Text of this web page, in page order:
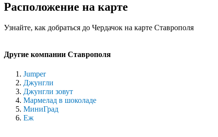
Расположение на карте
Узнайте, как добраться до Чердачок на карте Ставрополя
Другие компании Ставрополя
Jumper
Джунгли
Джунгли зовут
Мармелад в шоколаде
МиниГрад
Еж